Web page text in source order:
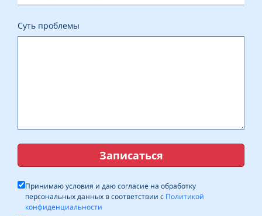
Суть проблемы
Записаться
Принимаю условия и даю согласие на обработку
персональных данных в соответствии с Политикой
конфиденциальности